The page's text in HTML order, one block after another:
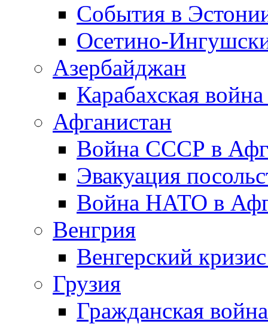
События в
Осетино-
Азербайджан
Карабахская
Афганистан
Война СССР в
Эвакуация
Война НАТО в
Венгрия
Венгерский
Грузия
Гражданская